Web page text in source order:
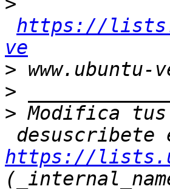
https://
ve
>
>
> Modifica
https://